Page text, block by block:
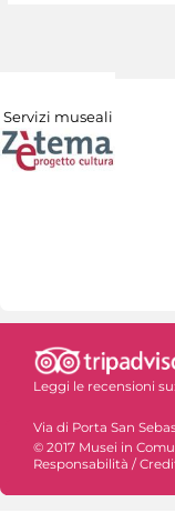
Servizi museali
Leggi le recensioni su:
Via di Porta San
© 2017 Musei in
Responsabilità /